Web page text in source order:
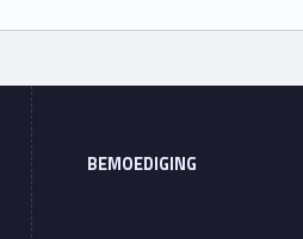
BEMOEDIGING